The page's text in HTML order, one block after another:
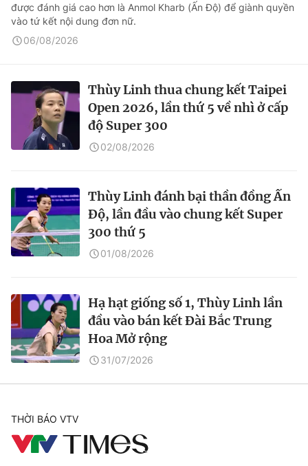
được đánh giá cao hơn là Anmol Kharb (Ấn Độ) để giành quyền
vào tứ kết nội dung đơn nữ.
06/08/2026
Thùy Linh thua chung kết Taipei
Open 2026, lần thứ 5 về nhì ở cấp
độ Super 300
02/08/2026
Thùy Linh đánh bại thần đồng Ấn
Độ, lần đầu vào chung kết Super
300 thứ 5
01/08/2026
Hạ hạt giống số 1, Thùy Linh lần
đầu vào bán kết Đài Bắc Trung
Hoa Mở rộng
31/07/2026
THỜI BÁO VTV